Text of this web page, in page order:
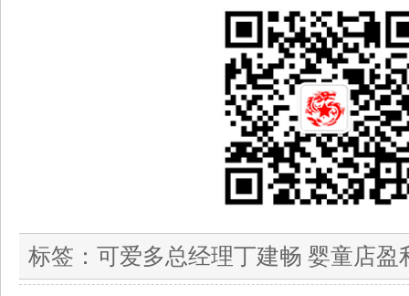
标签： 可爱多总经理丁建畅 婴童店盈